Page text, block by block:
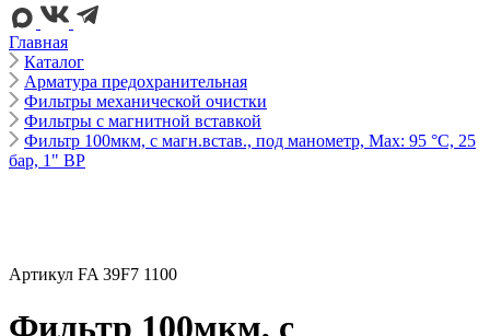
Главная
Каталог
Арматура предохранительная
Фильтры механической очистки
Фильтры с магнитной вставкой
Фильтр 100мкм, с магн.встав., под манометр, Max: 95 °C, 25
бар, 1" ВР
Артикул FA 39F7 1100
Фильтр 100мкм, с